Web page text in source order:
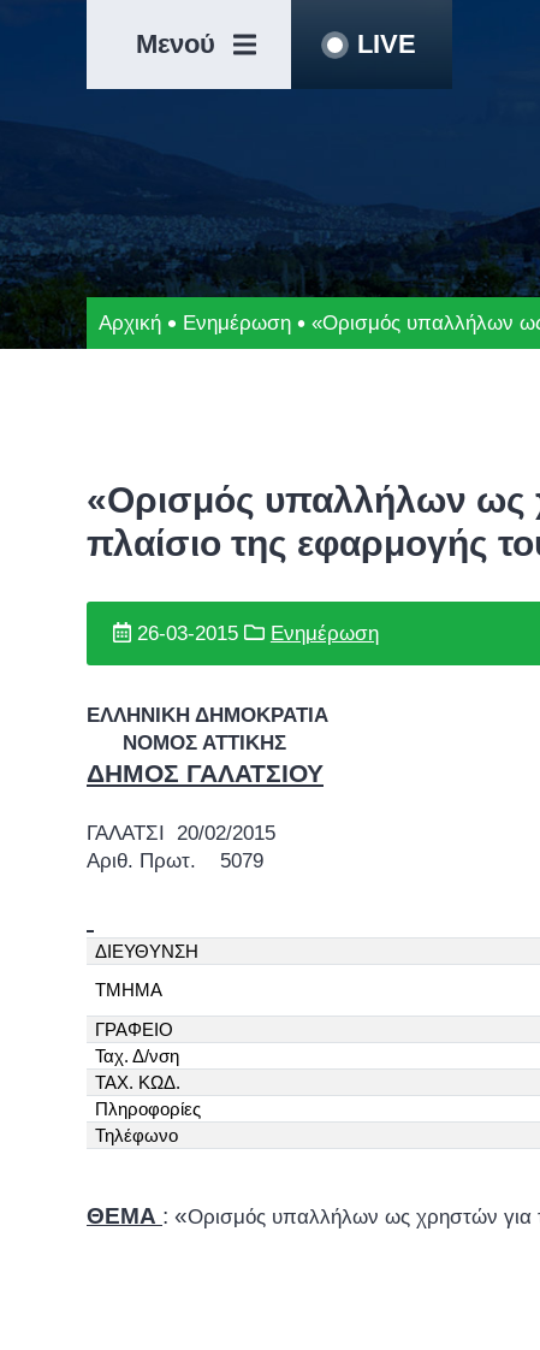
πλοήγησης
Μενού LIVE
Αρχική Ενημέρωση «Ορισμός υπαλλήλων
«Ορισμός υπαλλήλων ως
πλαίσιο της εφαρμογής
26-03-2015 Ενημέρωση
ΕΛΛΗΝΙΚΗ ΔΗΜΟΚΡΑΤΙΑ
ΝΟΜΟΣ ΑΤΤΙΚΗΣ
ΔΗΜΟΣ ΓΑΛΑΤΣΙΟΥ
ΓΑΛΑΤΣΙ 20/02/2015
Αριθ. Πρωτ. 5079
ΔΙΕΥΘΥΝΣΗ
ΤΜΗΜΑ
ΓΡΑΦΕΙΟ
Ταχ. Δ/νση
ΤΑΧ. ΚΩΔ.
Πληροφορίες
Τηλέφωνο
ΘΕΜΑ : «Ορισμός υπαλλήλων ως χρηστών για